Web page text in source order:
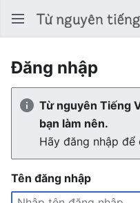
Đăng nhập
Từ nguyên Tiếng
bạn làm nên.
Hãy đăng nhập để
Tên đăng nhập